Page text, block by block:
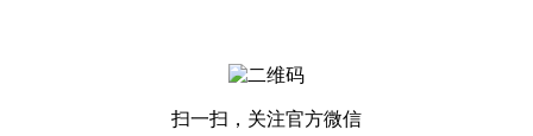
扫一扫，关注官方微信